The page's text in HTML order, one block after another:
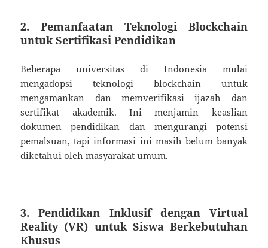
2.Pemanfaatan Teknologi Blockchain
untuk Sertifikasi Pendidikan
Beberapa universitas di Indonesia mulai
mengadopsi teknologi blockchain untuk
mengamankan dan memverifikasi ijazah dan
sertifikat akademik. Ini menjamin keaslian
dokumen pendidikan dan mengurangi potensi
pemalsuan, tapi informasi ini masih belum banyak
diketahui oleh masyarakat umum.
3.Pendidikan Inklusif dengan Virtual
Reality (VR) untuk Siswa Berkebutuhan
Khusus